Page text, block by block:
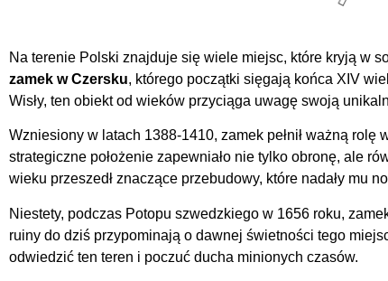
Na terenie Polski znajduje się wiele miejsc, które kryją w
zamek w Czersku, którego początki sięgają końca XIV
Wisły, ten obiekt od wieków przyciąga uwagę swoją
Wzniesiony w latach 1388-1410, zamek pełnił ważną rolę
strategiczne położenie zapewniało nie tylko obronę, ale
wieku przeszedł znaczące przebudowy, które nadały mu
Niestety, podczas Potopu szwedzkiego w 1656 roku,
ruiny do dziś przypominają o dawnej świetności tego
odwiedzić ten teren i poczuć ducha minionych czasów.